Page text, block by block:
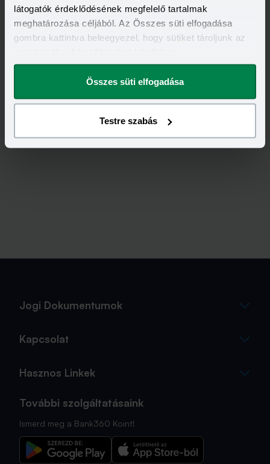
látogatók érdeklődésének megfelelő tartalmak
meghatározása céljából. Az Összes süti elfogadása
gombra kattintva beleegyezel, hogy sütiket tároljunk az
megváltoztathatod.
Összes süti elfogadása
Testre szabás
Tovább a fiókoldalra
Jogi Dokumentumok
Kapcsolat
Hasznos Linkek
További szolgáltatásaink
Ismerd meg a Bank360 Koint!